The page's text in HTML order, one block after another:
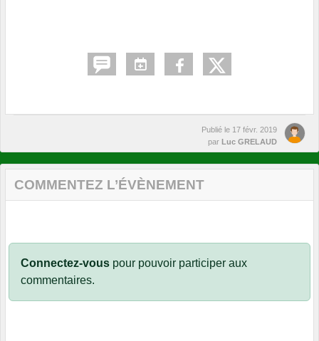
Publié le 17 févr. 2019
par Luc GRELAUD
COMMENTEZ L’ÉVÈNEMENT
Connectez-vous pour pouvoir participer aux
commentaires.